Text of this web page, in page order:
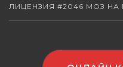
ЛИЦЕНЗИЯ #2046 МОЗ НА